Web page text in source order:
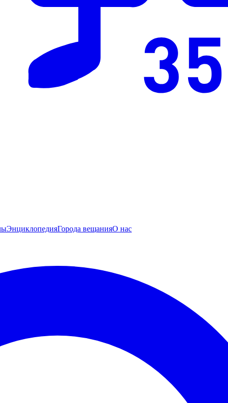
ЭнциклопедияГорода вещанияО нас